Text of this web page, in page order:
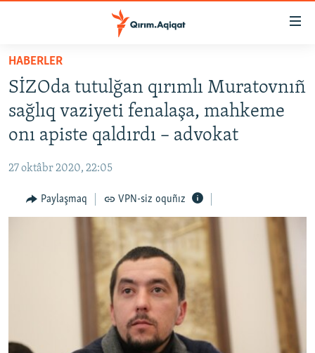
Esas
mündericege
qaytmaq
Baş
navigatsiyağa
qaytmaq
Qıdıruvğa
HABERLER
SİYASET
İQTİSADİYAT
MEDENİYET
İNSAN AQLARI
Русский
HABERLER
SİZOda tutulğan qırımlı Muratovnıñ
sağlıq vaziyeti fenalaşa, mahkeme
onı apiste qaldırdı – advokat
27 oktâbr 2020, 22:05
Paylaşmaq VPN-siz oquñız